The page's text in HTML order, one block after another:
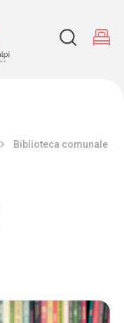
Biblioteca comunale di